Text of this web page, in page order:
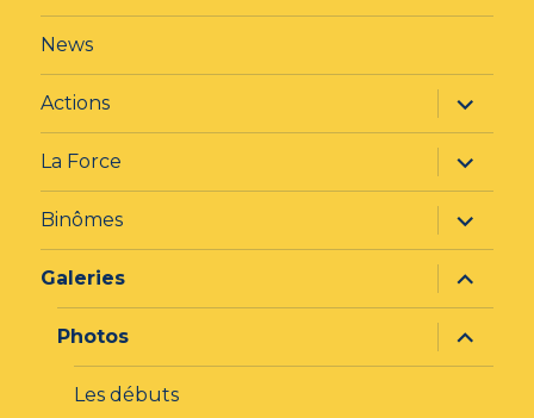
News
Actions
ouvrir
le
sous-
menu
La Force
ouvrir
le
sous-
menu
Binômes
ouvrir
le
sous-
menu
Galeries
ouvrir
le
sous-
menu
Photos
ouvrir
le
sous-
Les débuts